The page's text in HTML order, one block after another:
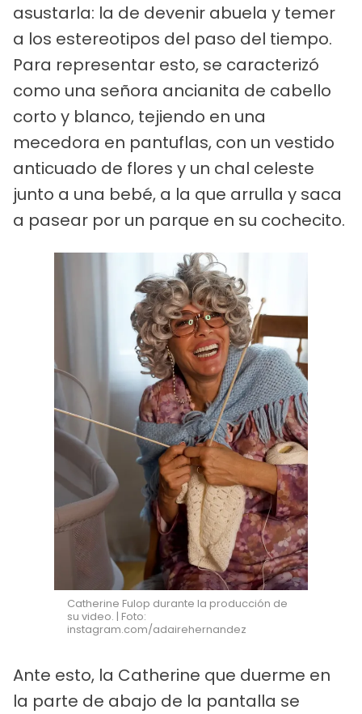
asustarla: la de devenir abuela y temer
a los estereotipos del paso del tiempo.
Para representar esto, se caracterizó
como una señora ancianita de cabello
corto y blanco, tejiendo en una
mecedora en pantuflas, con un vestido
anticuado de flores y un chal celeste
junto a una bebé, a la que arrulla y saca
a pasear por un parque en su cochecito.
Catherine Fulop durante la producción de
su video. | Foto:
instagram.com/adairehernandez
Ante esto, la Catherine que duerme en
la parte de abajo de la pantalla se